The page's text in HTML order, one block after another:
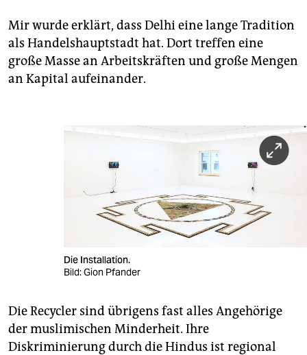
Mir wurde erklärt, dass Delhi eine lange Tradition
als Handelshauptstadt hat. Dort treffen eine
große Masse an Arbeitskräften und große Mengen
an Kapital aufeinander.
Die Installation.
Bild: Gion Pfander
Die Recycler sind übrigens fast alles Angehörige
der muslimischen Minderheit. Ihre
Diskriminierung durch die Hindus ist regional